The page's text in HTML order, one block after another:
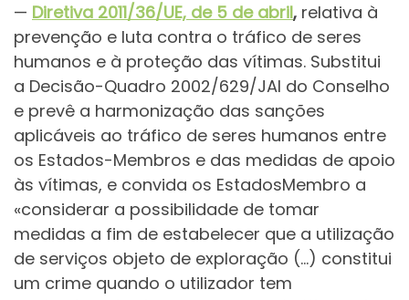
— Diretiva 2011/36/UE, de 5 de abril, relativa à
prevenção e luta contra o tráfico de seres
humanos e à proteção das vítimas. Substitui
a Decisão-Quadro 2002/629/JAI do Conselho
e prevê a harmonização das sanções
aplicáveis ao tráfico de seres humanos entre
os Estados-Membros e das medidas de apoio
às vítimas, e convida os EstadosMembro a
«considerar a possibilidade de tomar
medidas a fim de estabelecer que a utilização
de serviços objeto de exploração (…) constitui
um crime quando o utilizador tem